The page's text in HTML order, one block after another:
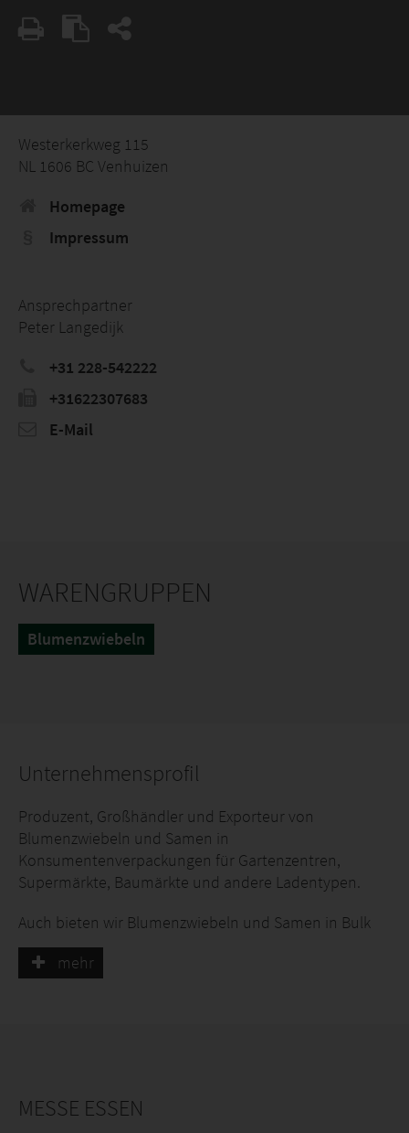
Westerkerkweg 115
NL 1606 BC Venhuizen
Homepage
Impressum
Ansprechpartner
Peter Langedijk
+31 228-542222
+31622307683
E-Mail
WARENGRUPPEN
Blumenzwiebeln
Unternehmensprofil
Produzent, Großhändler und Exporteur von
Blumenzwiebeln und Samen in
Konsumentenverpackungen für Gartenzentren,
Supermärkte, Baumärkte und andere Ladentypen.
Auch bieten wir Blumenzwiebeln und Samen in Bulk
(lose zwiebeln) zum Profi: Gewächshäuser,
Schnittblumenproduktion, Stadtparken,
Wir liefern unsere Produkte in Deutschland, Europa
mehr
MESSE ESSEN